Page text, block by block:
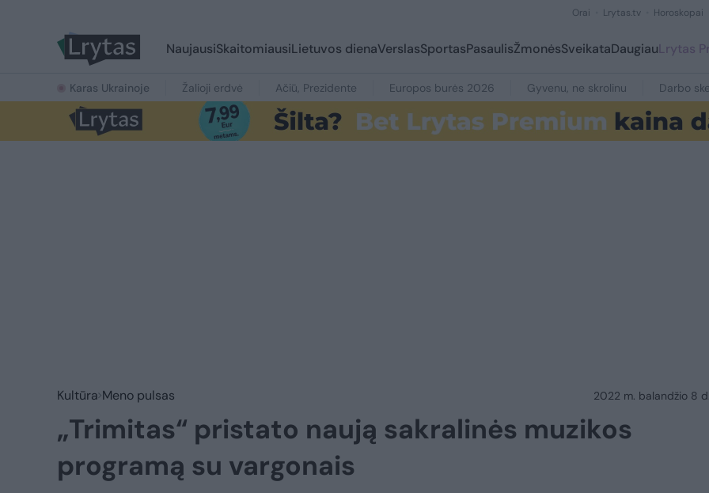
Orai Lrytas.tv Horoskopai
NaujausiSkaitomiausiLietuvos dienaVerslasSportasPasaulisŽmonėsSveikataDaugiauLrytas
Karas Ukrainoje Žalioji erdvė Ačiū, Prezidente Europos burės 2026 Gyvenu, ne skrolinu Darbo
Kultūra Meno pulsas 2022 m. balandžio 8 d.
„Trimitas“ pristato naują sakralinės muzikos
programą su vargonais